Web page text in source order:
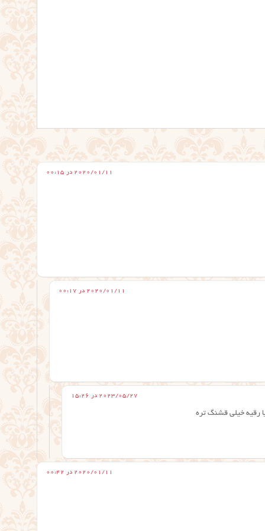
2020/01/11 در 00:15
2020/01/11 در 00:17
2023/05/27 در 15:26
رقیه خیلی قشنگ تره
2020/01/11 در 00:42